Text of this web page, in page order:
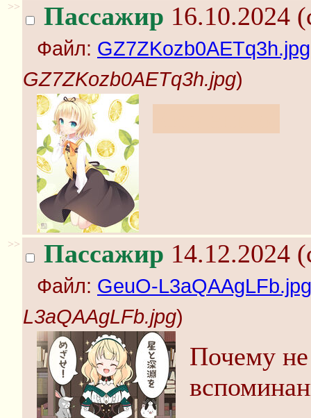
>> Пассажир 16.10.2024
Файл: GZ7ZKozb0AETq3h.jpg
GZ7ZKozb0AETq3h.jpg)
>> Пассажир 14.12.2024
Файл: GeuO-L3aQAAgLFb.jpg
L3aQAAgLFb.jpg)
Почему